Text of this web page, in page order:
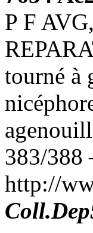
P F
tourné à
383/388
http://